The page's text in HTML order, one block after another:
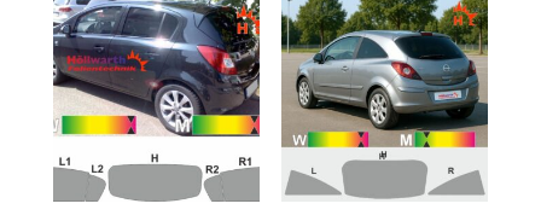
Festpreis.
Profitieren Sie von unserer Erfahrung
im Bereich der Scheibentönung in
Autohäusern seit 1995.